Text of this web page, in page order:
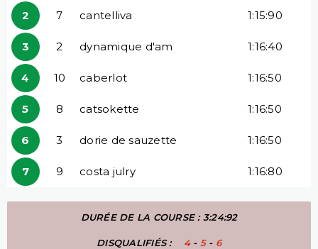
2 7 cantelliva 1:15:90
3 2 dynamique d'am 1:16:40
4 10 caberlot 1:16:50
5 8 catsokette 1:16:50
6 3 dorie de sauzette 1:16:50
7 9 costa julry 1:16:80
DURÉE DE LA COURSE : 3:24:92
DISQUALIFIÉS : 4- 5- 6